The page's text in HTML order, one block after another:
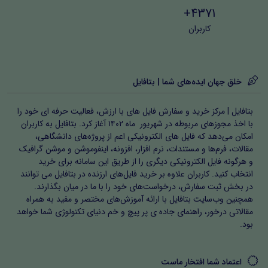
عمومی
اطلاعات
تمدن غرب
وصیت‌نامه
سیاسی عبادی
امام (ره)
۱۴۰ دانلود
مقررات
قانون اساسی
جمهوری اسلامی
۱۵۲ دانلود
بیانیه گام دوم
دانلود
4371+
کاربران
خلق جهان ایده‌های شما | بتافایل
بتافایل | مرکز خرید و سفارش فایل های با ارزش، فعالیت حرفه ای خود را
با اخذ مجوزهای مربوطه در شهریور ماه ۱۴۰۲ آغاز کرد. بتافایل به کاربران
امکان می‌دهد که فایل های الکترونیکی اعم از پروژه‌های دانشگاهی،
مقالات، فرم‌ها و مستندات، نرم افزار، افزونه، اینفوموشن و موشن گرافیک
و هرگونه فایل الکترونیکی دیگری را از طریق این سامانه برای خرید
انتخاب کنید. کاربران علاوه بر خرید فایل‌های ارزنده در بتافایل می توانند
در بخش ثبت سفارش، درخواست‌های خود را با ما در میان بگذارند.
همچنین وب‌سایت بتافایل با ارائه آموزش‌های مختصر و مفید به همراه
مقالاتی درخور، راهنمای جاده ی پر پیچ و خم دنیای تکنولوژی شما خواهد
بود.
اعتماد شما افتخار ماست